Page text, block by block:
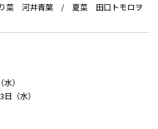
菜 河井青葉 / 夏菜 田口トモロヲ
）
（水）